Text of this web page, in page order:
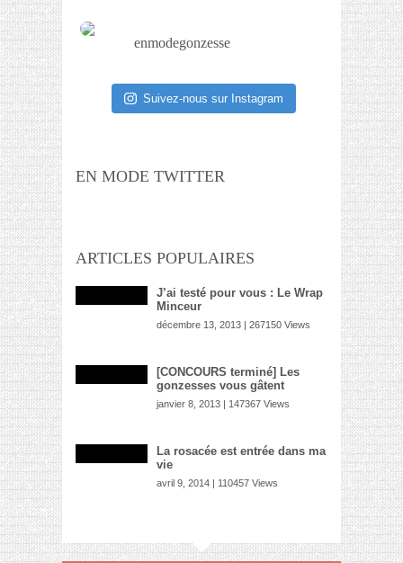
enmodegonzesse
Suivez-nous sur Instagram
EN MODE TWITTER
ARTICLES POPULAIRES
J’ai testé pour vous : Le Wrap
Minceur
décembre 13, 2013 | 267150 Views
[CONCOURS terminé] Les
gonzesses vous gâtent
janvier 8, 2013 | 147367 Views
La rosacée est entrée dans ma
vie
avril 9, 2014 | 110457 Views